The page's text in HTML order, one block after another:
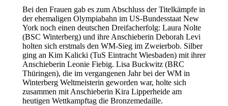
Bei den Frauen gab es zum Abschluss der Titelkämpfe in
der ehemaligen Olympiabahn im US-Bundesstaat New
York noch einen deutschen Dreifacherfolg: Laura Nolte
(BSC Winterberg) und ihre Anschieberin Deborah Levi
holten sich erstmals den WM-Sieg im Zweierbob. Silber
ging an Kim Kalicki (TuS Eintracht Wiesbaden) mit ihrer
Anschieberin Leonie Fiebig. Lisa Buckwitz (BRC
Thüringen), die im vergangenen Jahr bei der WM in
Winterberg Weltmeisterin geworden war, holte sich
zusammen mit Anschieberin Kira Lipperheide am
heutigen Wettkampftag die Bronzemedaille.